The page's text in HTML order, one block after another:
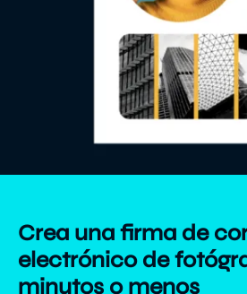
Crea una firma de
electrónico de
minutos o menos